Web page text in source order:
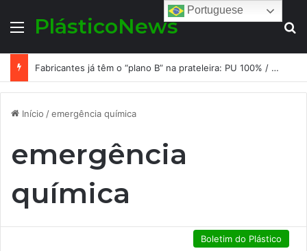
MenuPlásticoNews
Fabricantes já têm o “plano B” na prateleira: PU 100% / NC-free existe, mas ainda é pouco usado: a hora é transformar isso em projeto de resiliência
Início /emergência química
emergência
química
Boletim do Plástico
Portuguese